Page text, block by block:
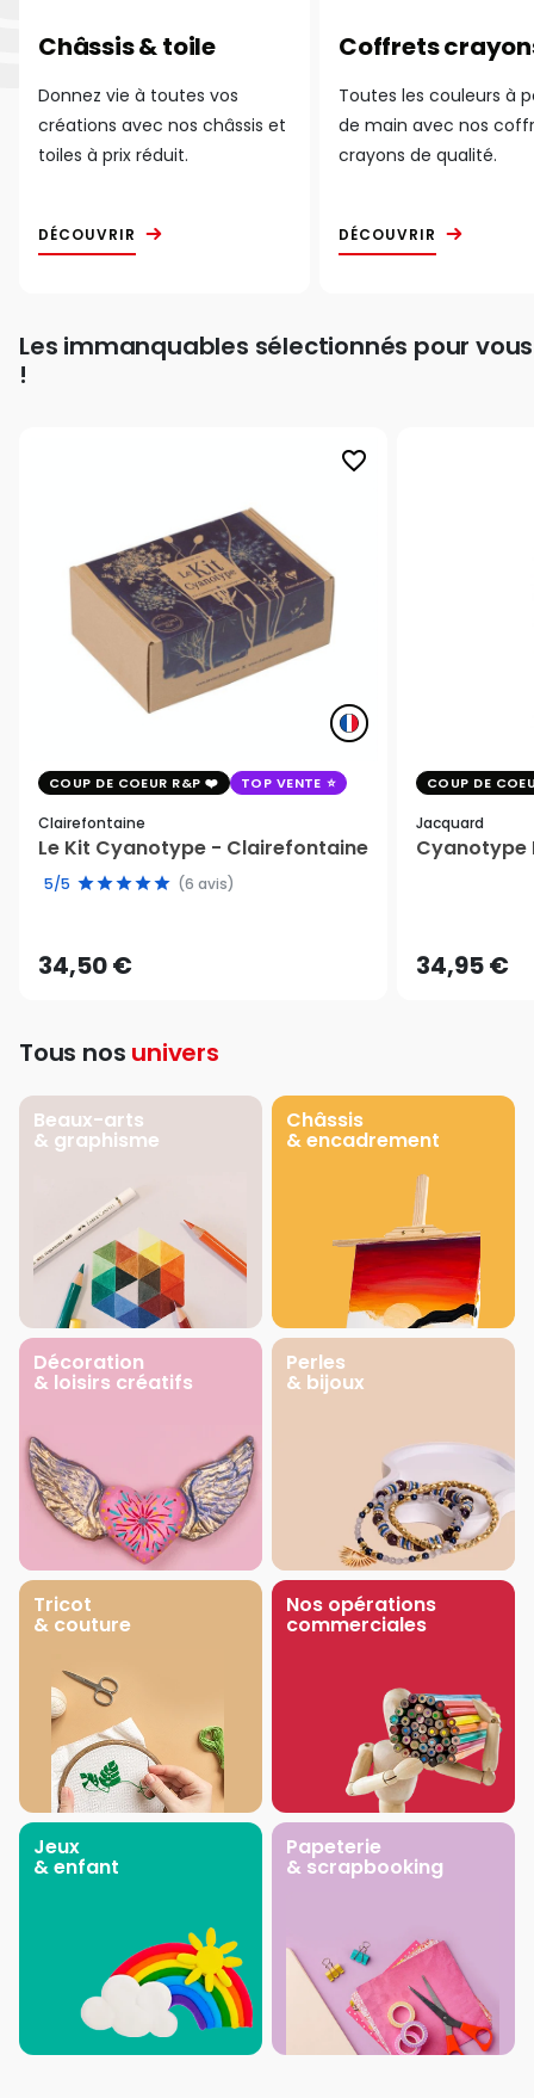
Châssis & toile
Donnez vie à toutes vos
créations avec nos châssis et
toiles à prix réduit.
DÉCOUVRIR
Coffrets
Toutes les couleurs à
de main avec nos
crayons de qualité.
DÉCOUVRIR
Les immanquables sélectionnés pour vous
!
favorite_border
COUP DE COEUR R&P TOP VENTE
Clairefontaine
Le Kit Cyanotype - Clairefontaine
5/5 (6 avis)
34,50 €
COUP DE
Jacquard
Cyanotype
34,95 €
Tous nos univers
Beaux-arts
& graphisme
Châssis
& encadrement
Décoration
& loisirs créatifs
Perles
& bijoux
Tricot
& couture
Nos opérations
commerciales
Jeux
& enfant
Papeterie
& scrapbooking